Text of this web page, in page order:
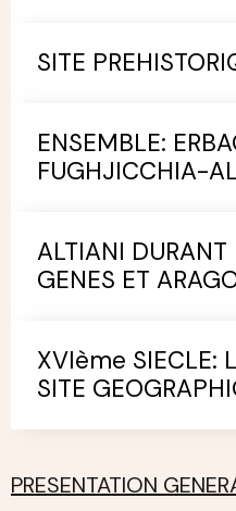
SITE
ENSEMBLE:
FUGHJICCHIA-
ALTIANI DURANT
GENES ET
XVIème SIECLE:
SITE
PRESENTATION